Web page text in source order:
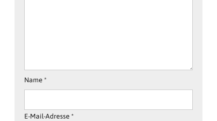
Name *
E-Mail-Adresse *